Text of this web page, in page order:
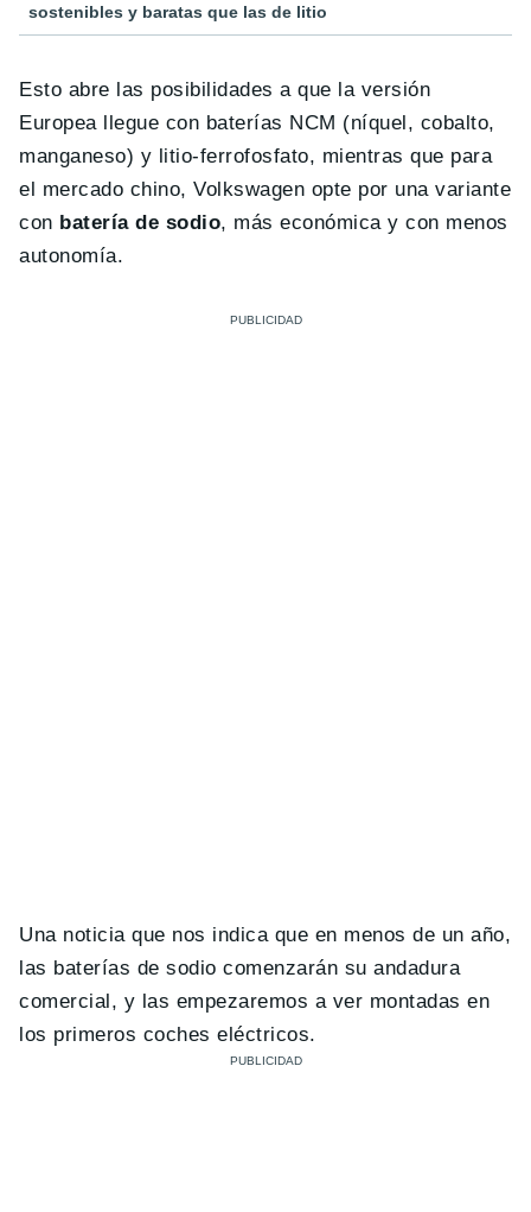
sostenibles y baratas que las de litio
Esto abre las posibilidades a que la versión
Europea llegue con baterías NCM (níquel, cobalto,
manganeso) y litio-ferrofosfato, mientras que para
el mercado chino, Volkswagen opte por una variante
con batería de sodio, más económica y con menos
autonomía.
Una noticia que nos indica que en menos de un año,
las baterías de sodio comenzarán su andadura
comercial, y las empezaremos a ver montadas en
los primeros coches eléctricos.